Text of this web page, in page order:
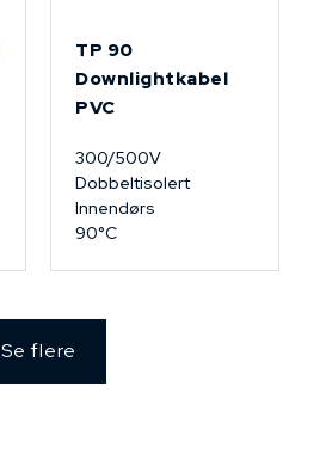
TP 90
Downlightkabel
PVC
300/500V
Dobbeltisolert
Innendørs
90°C
Se flere